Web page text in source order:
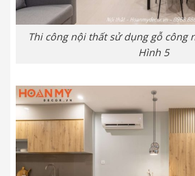
Thi công nội thất sử dụng gỗ công
Hình 5